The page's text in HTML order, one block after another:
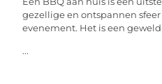
gezellige en ontspannen
evenement. Het is een
...